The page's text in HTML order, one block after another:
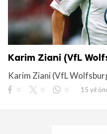
Karim Ziani (VfL
Karim Ziani (VfL
0 0 0 15 yıl